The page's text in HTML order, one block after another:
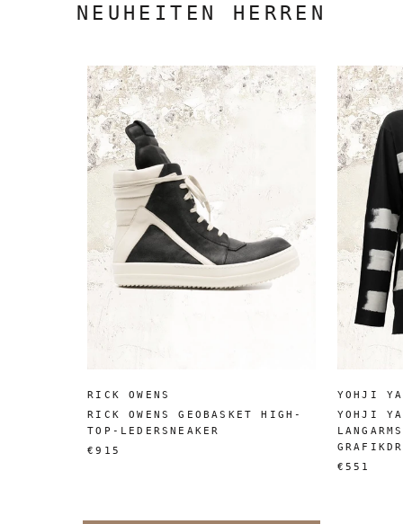
NEUHEITEN HERREN
RICK OWENS
RICK OWENS GEOBASKET HIGH-
TOP-LEDERSNEAKER
€915
YOHJI
YOHJI
€551